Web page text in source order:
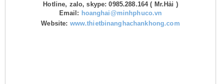
Hotline, zalo, skype: 0985.288.164 ( Mr.Hải )
Email: hoanghai@minhphuco.vn
Website: www.thietbinanghachankhong.com